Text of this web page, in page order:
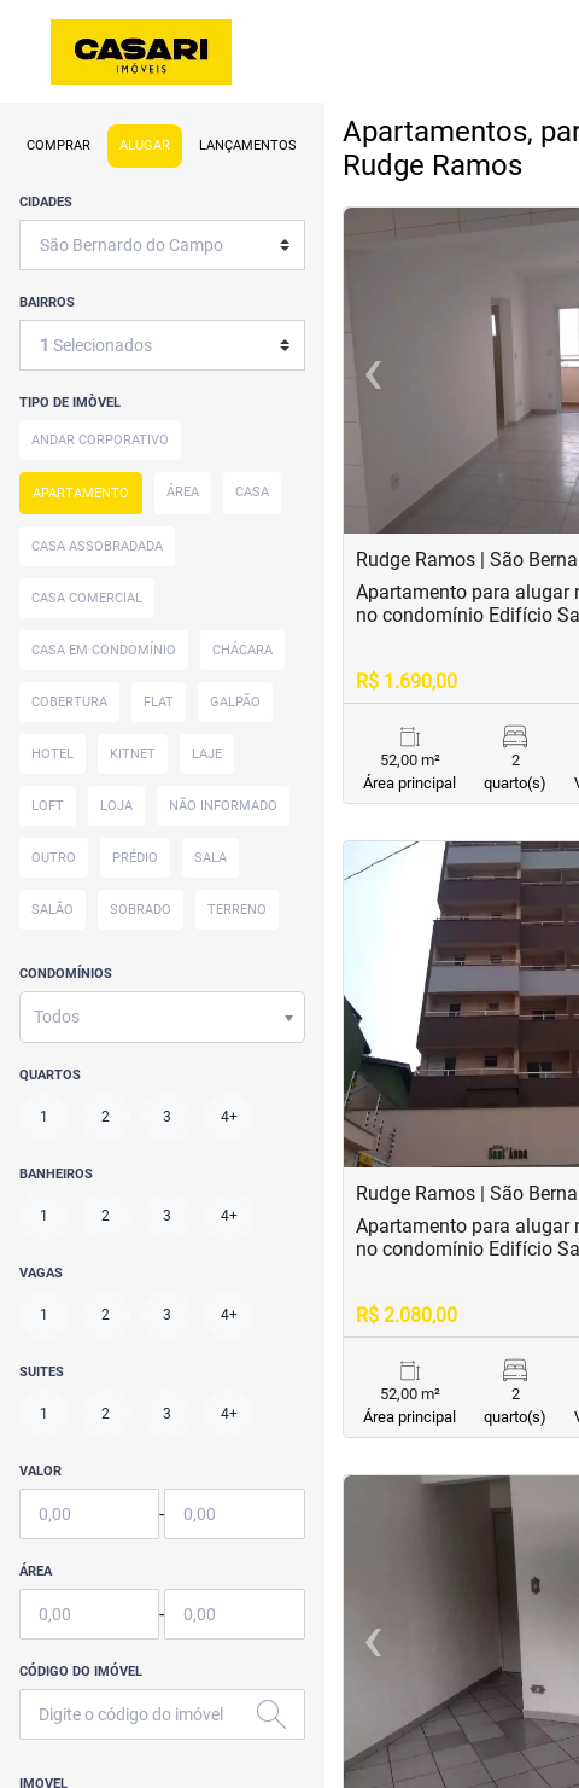
COMPRAR ALUGAR LANÇAMENTOS
CIDADES
BAIRROS
1 Selecionados
TIPO DE IMÒVEL
ANDAR CORPORATIVO
APARTAMENTO ÁREA CASA
CASA ASSOBRADADA
CASA COMERCIAL
CASA EM CONDOMÍNIO CHÁCARA
COBERTURA FLAT GALPÃO
HOTEL KITNET LAJE
LOFT LOJA NÃO INFORMADO
OUTRO PRÉDIO SALA
SALÃO SOBRADO TERRENO
CONDOMÍNIOS
Todos
QUARTOS
1 2 3 4+
BANHEIROS
1 2 3 4+
VAGAS
1 2 3 4+
SUITES
1 2 3 4+
VALOR
-
ÁREA
-
CÓDIGO DO IMÓVEL
IMOVEL
Apartamentos,
Rudge Ramos
<
‹Previous
Rudge Ramos | São
Apartamento para alugar
no condomínio Edifício
R$ 1.690,00
52,00 m²
Área principal
2
quarto(s)
<<
‹ Previous
Rudge Ramos | São
Apartamento para alugar
no condomínio Edifício
R$ 2.080,00
52,00 m²
Área principal
2
quarto(s)
<
‹Previous